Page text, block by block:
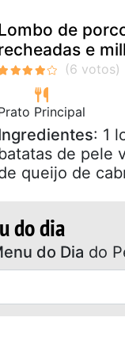
de
e
Principal
: 1
de pele
queijo de
do dia
do Dia do